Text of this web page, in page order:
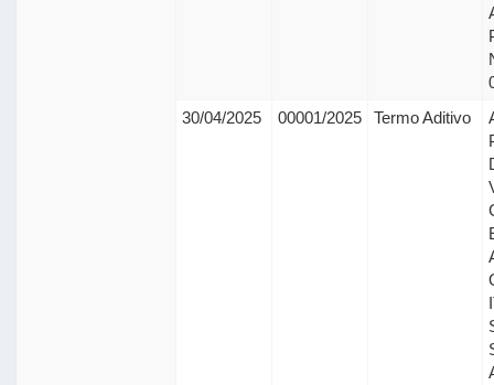
30/04/2025
00001/2025 Termo Aditivo